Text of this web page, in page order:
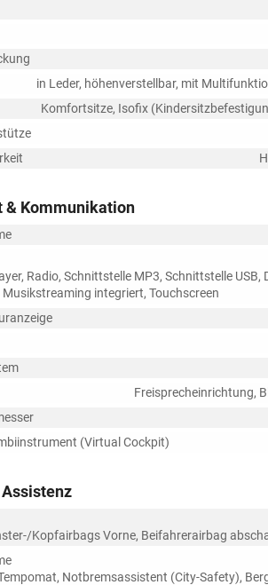
in Leder, höhenverstellbar, mit
Komfortsitze, Isofix
& Kommunikation
Radio, Schnittstelle MP3, Schnittstelle
Musikstreaming integriert, Touchscreen
Freisprecheinrichtung,
(Virtual Cockpit)
Kopfairbags Vorne, Beifahrerairbag
Notbremsassistent (City-Safety),